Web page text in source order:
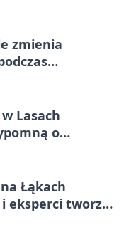
zmienia
Lasach
o
Łąkach
eksperci tworzą